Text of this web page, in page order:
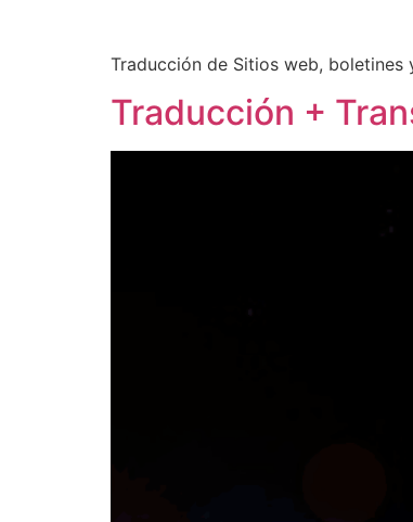
Traducción de Sitios web,
Traducción +